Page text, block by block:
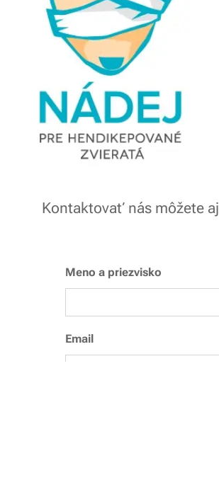
Kontaktovať nás môžete
Meno a priezvisko
Email